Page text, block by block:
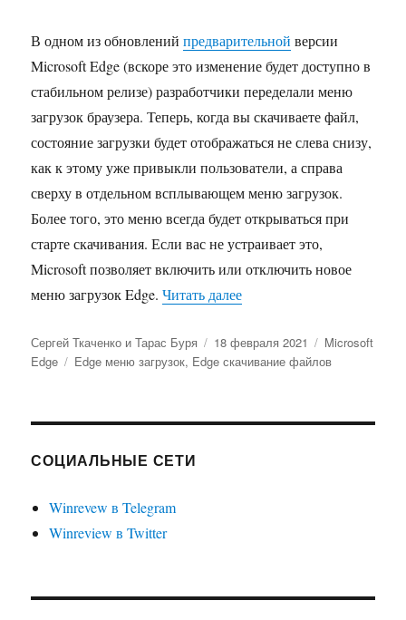
В одном из обновленийпредварительной версии
Microsoft Edge (вскоре это изменение будет доступно в
стабильном релизе) разработчики переделали меню
загрузок браузера. Теперь, когда вы скачиваете файл,
состояние загрузки будет отображаться не слева снизу,
как к этому уже привыкли пользователи, а справа
сверху в отдельном всплывающем меню загрузок.
Более того, это меню всегда будет открываться при
старте скачивания. Если вас не устраивает это,
Microsoft позволяет включить или отключить новое
меню загрузок Edge.Читать далее«Как отключить меню
Автор
Сергей Ткаченко и Тарас Буря Опубликовано
18 февраля 2021 Рубрики
Microsoft
Edge
Метки
Edge меню загрузок, Edge скачивание файлов
СОЦИАЛЬНЫЕ СЕТИ
Winrevew в Telegram
Winreview в Twitter